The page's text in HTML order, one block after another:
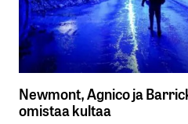
Newmont, Agnico ja
omistaa kultaa